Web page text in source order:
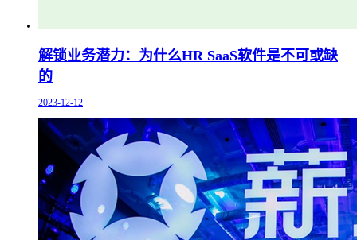
解锁业务潜力：为什么HR SaaS软件是不可或缺
的
2023-12-12